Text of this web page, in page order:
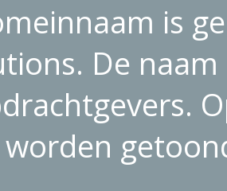
is
De